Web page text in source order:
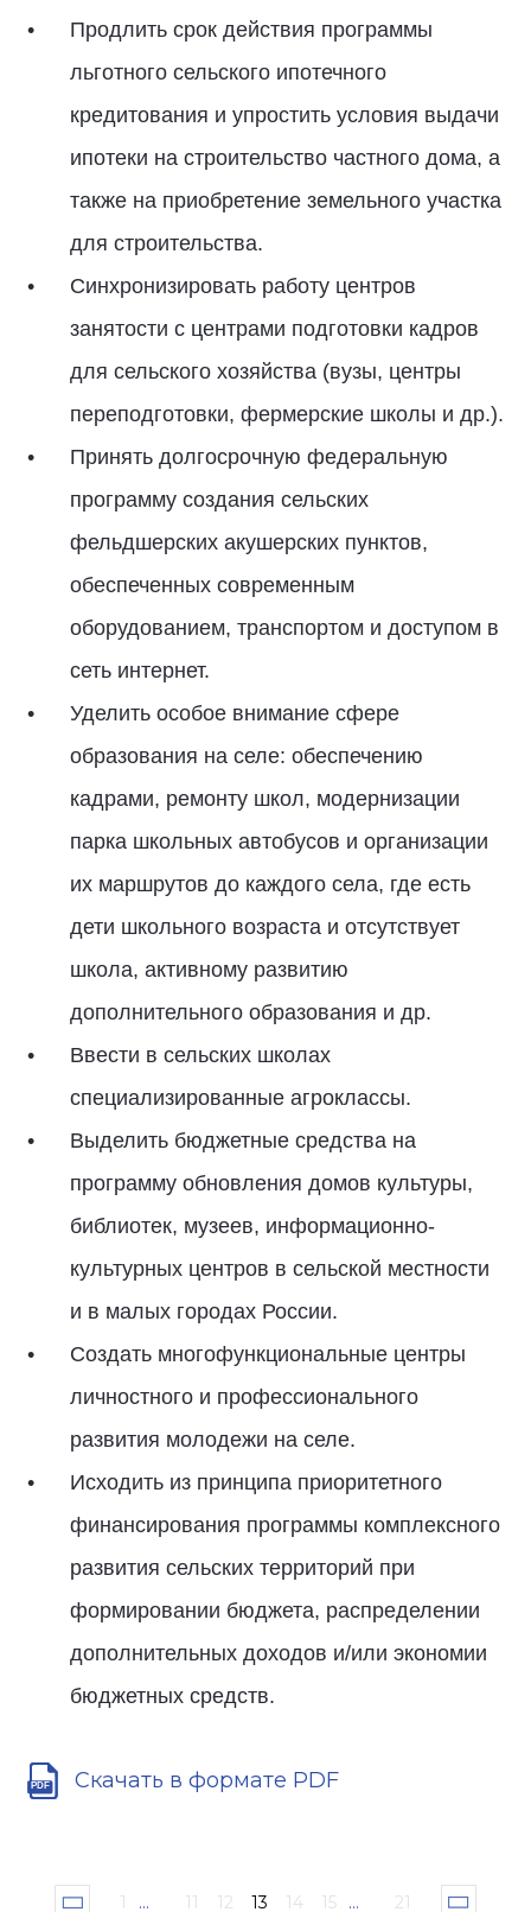
Продлить срок действия программы
льготного сельского ипотечного
кредитования и упростить условия выдачи
ипотеки на строительство частного дома, а
также на приобретение земельного участка
для строительства.
Синхронизировать работу центров
занятости с центрами подготовки кадров
для сельского хозяйства (вузы, центры
переподготовки, фермерские школы и др.).
Принять долгосрочную федеральную
программу создания сельских
фельдшерских акушерских пунктов,
обеспеченных современным
оборудованием, транспортом и доступом в
сеть интернет.
Уделить особое внимание сфере
образования на селе: обеспечению
кадрами, ремонту школ, модернизации
парка школьных автобусов и организации
их маршрутов до каждого села, где есть
дети школьного возраста и отсутствует
школа, активному развитию
дополнительного образования и др.
Ввести в сельских школах
специализированные агроклассы.
Выделить бюджетные средства на
программу обновления домов культуры,
библиотек, музеев, информационно-
культурных центров в сельской местности
и в малых городах России.
Создать многофункциональные центры
личностного и профессионального
развития молодежи на селе.
Исходить из принципа приоритетного
финансирования программы комплексного
развития сельских территорий при
формировании бюджета, распределении
дополнительных доходов и/или экономии
бюджетных средств.
Скачать в формате PDF
1 ... 11 12 13 14 15 ... 21